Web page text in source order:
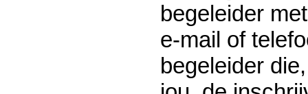
begeleider
e-mail of
begeleider